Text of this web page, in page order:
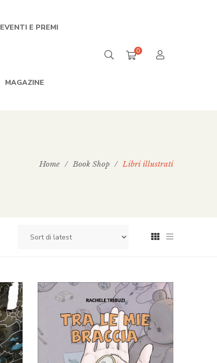
EVENTI E PREMI
MAGAZINE
0
Home / Book Shop / Libri illustrati